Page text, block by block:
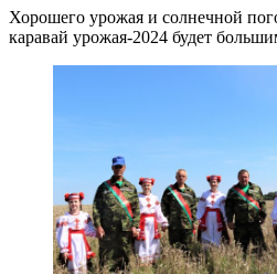
Хорошего урожая и солнечной
каравай урожая-2024 будет